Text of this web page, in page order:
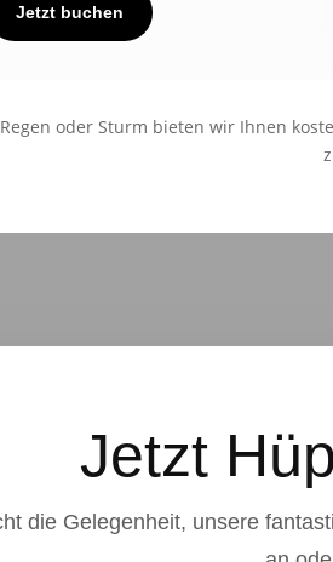
Jetzt buchen
oder Sturm bieten wir Ihnen
Jetzt
die Gelegenheit, unsere